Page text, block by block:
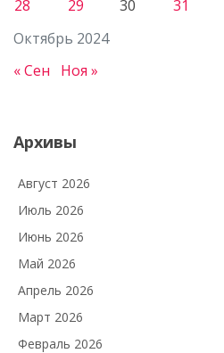
Октябрь 2024
28
29 30 31
« Сен Ноя »
Архивы
Август 2026
Июль 2026
Июнь 2026
Май 2026
Апрель 2026
Март 2026
Февраль 2026